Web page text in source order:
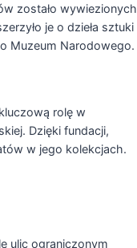
zostało wywiezionych
je o dzieła sztuki
Muzeum Narodowego.
rolę w
Dzięki fundacji,
w jego kolekcjach.
ulic ograniczonym